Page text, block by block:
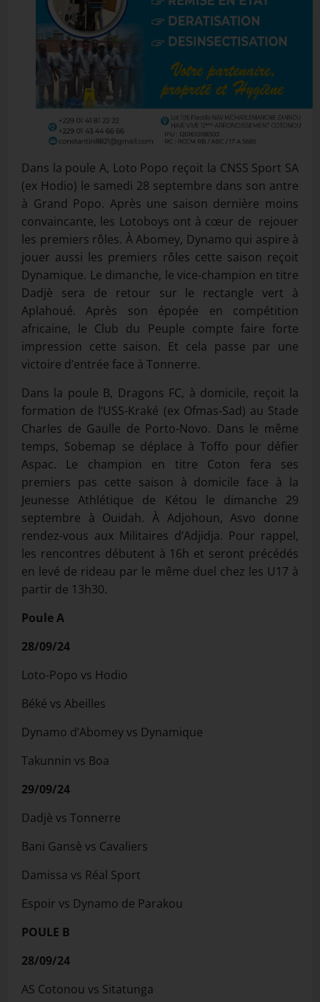
Dans la poule A, Loto Popo reçoit la CNSS Sport SA
(ex Hodio) le samedi 28 septembre dans son antre
à Grand Popo. Après une saison dernière moins
convaincante, les Lotoboys ont à cœur de rejouer
les premiers rôles. À Abomey, Dynamo qui aspire à
jouer aussi les premiers rôles cette saison reçoit
Dynamique. Le dimanche, le vice-champion en titre
Dadjè sera de retour sur le rectangle vert à
Aplahoué. Après son épopée en compétition
africaine, le Club du Peuple compte faire forte
impression cette saison. Et cela passe par une
victoire d’entrée face à Tonnerre.
Dans la poule B, Dragons FC, à domicile, reçoit la
formation de l’USS-Kraké (ex Ofmas-Sad) au Stade
Charles de Gaulle de Porto-Novo. Dans le même
temps, Sobemap se déplace à Toffo pour défier
Aspac. Le champion en titre Coton fera ses
premiers pas cette saison à domicile face à la
Jeunesse Athlétique de Kétou le dimanche 29
septembre à Ouidah. À Adjohoun, Asvo donne
rendez-vous aux Militaires d’Adjidja. Pour rappel,
les rencontres débutent à 16h et seront précédés
en levé de rideau par le même duel chez les U17 à
partir de 13h30.
Poule A
28/09/24
Loto-Popo vs Hodio
Béké vs Abeilles
Dynamo d’Abomey vs Dynamique
Takunnin vs Boa
29/09/24
Dadjè vs Tonnerre
Bani Gansè vs Cavaliers
Damissa vs Réal Sport
Espoir vs Dynamo de Parakou
POULE B
28/09/24
AS Cotonou vs Sitatunga